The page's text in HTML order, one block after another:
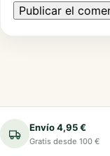
Envío 4,95 €
Gratis desde 100 €